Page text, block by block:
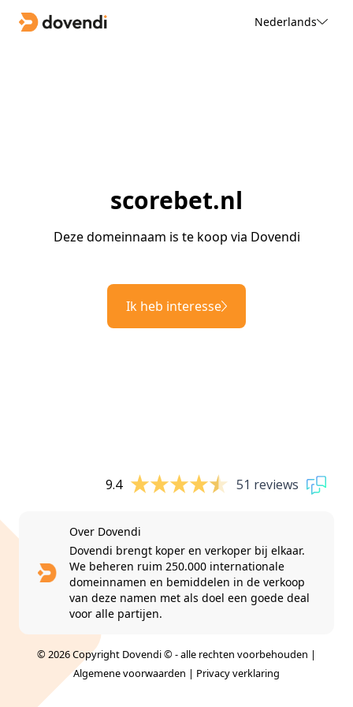
Nederlands
scorebet.nl
Deze domeinnaam is te koop via Dovendi
Ik heb interesse
9.4 51 reviews
Over Dovendi
Dovendi brengt koper en verkoper bij elkaar.
We beheren ruim 250.000 internationale
domeinnamen en bemiddelen in de verkoop
van deze namen met als doel een goede deal
voor alle partijen.
© 2026 Copyright Dovendi © - alle rechten voorbehouden |
Algemene voorwaarden | Privacy verklaring